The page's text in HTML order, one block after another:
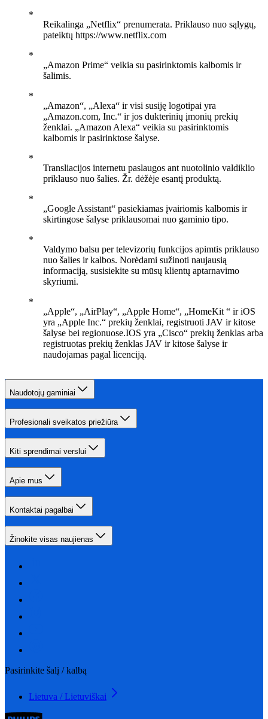
Reikalinga „Netflix“ prenumerata. Priklauso nuo sąlygų,
pateiktų https://www.netflix.com
„Amazon Prime“ veikia su pasirinktomis kalbomis ir
šalimis.
„Amazon“, „Alexa“ ir visi susiję logotipai yra
„Amazon.com, Inc.“ ir jos dukterinių įmonių prekių
ženklai. „Amazon Alexa“ veikia su pasirinktomis
kalbomis ir pasirinktose šalyse.
Transliacijos internetu paslaugos ant nuotolinio valdiklio
priklauso nuo šalies. Žr. dėžėje esantį produktą.
„Google Assistant“ pasiekiamas įvairiomis kalbomis ir
skirtingose šalyse priklausomai nuo gaminio tipo.
Valdymo balsu per televizorių funkcijos apimtis priklauso
nuo šalies ir kalbos. Norėdami sužinoti naujausią
informaciją, susisiekite su mūsų klientų aptarnavimo
skyriumi.
„Apple“, „AirPlay“, „Apple Home“, „HomeKit “ ir iOS
yra „Apple Inc.“ prekių ženklai, registruoti JAV ir kitose
šalyse bei regionuose.IOS yra „Cisco“ prekių ženklas arba
registruotas prekių ženklas JAV ir kitose šalyse ir
naudojamas pagal licenciją.
Naudotojų gaminiai
Profesionali sveikatos priežiūra
Kiti sprendimai verslui
Apie mus
Kontaktai pagalbai
Žinokite visas naujienas
Pasirinkite šalį / kalbą
Lietuva / Lietuviškai